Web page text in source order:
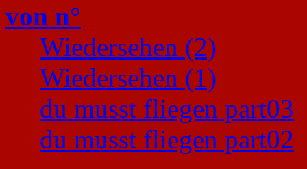
von n°
Wiedersehen (2)
Wiedersehen (1)
du musst fliegen part03
du musst fliegen part02